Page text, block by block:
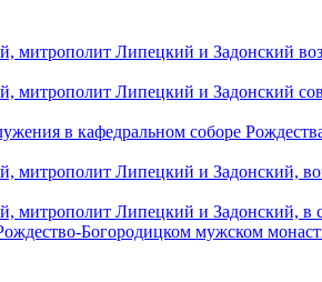
Липецкий и Задонский
митрополит Липецкий и Задонский
в кафедральном соборе
Липецкий и Задонский,
митрополит Липецкий и Задонский,
Богородицком мужском